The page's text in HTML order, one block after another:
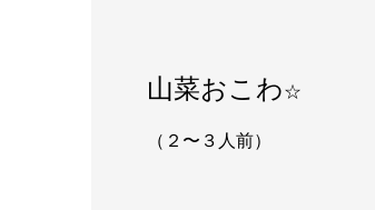
山菜おこわ☆
（２〜３人前）